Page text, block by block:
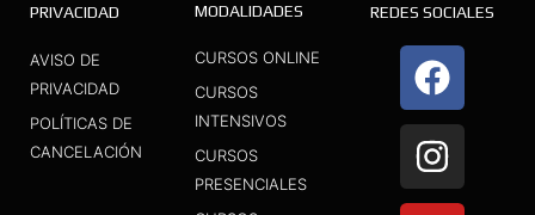
PRIVACIDAD
AVISO DE
PRIVACIDAD
POLÍTICAS DE
CANCELACIÓN
MODALIDADES
CURSOS ONLINE
CURSOS
INTENSIVOS
CURSOS
PRESENCIALES
REDES SOCIALES
F
a
c
e
b
I
n
s
t
a
Y
o
u
t
u